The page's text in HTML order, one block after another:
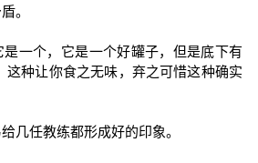
。
一个，它是一个好罐子，但是底下有
这种让你食之无味，弃之可惜这种确实
几任教练都形成好的印象。